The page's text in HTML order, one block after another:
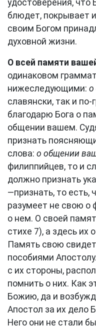
удостоверения, что
блюдет, покрывает
своим Богом
духовной жизни.
О всей памяти
одинаковом
нижеследующими: о
славянски, так и по-
благодарю Бога о
общении вашем.
признать
слова: о общении
филиппийцев, то и
должно признать
—признать, то есть,
разумеет не свою о
о нем. О своей
стихе 7), а здесь их
Память свою
пособиями
с их стороны,
помнить о них. Как
Божию, да и
Апостол за их дело
Него они не стали